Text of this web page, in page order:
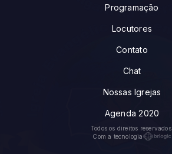
Programação
Locutores
Contato
Chat
Nossas Igrejas
Agenda 2020
Todos os direitos reservados.
Com a tecnologia